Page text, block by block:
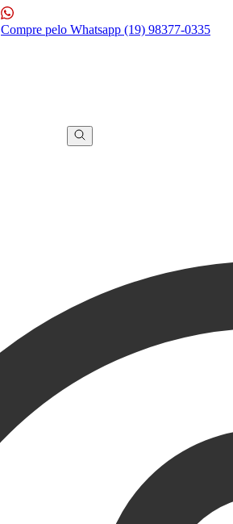
Compre pelo Whatsapp (19) 98377-0335